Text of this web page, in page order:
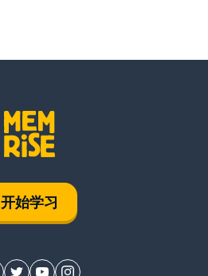
开始学习